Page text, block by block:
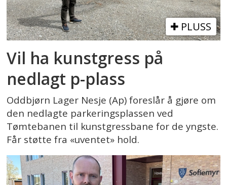
PLUSS
Vil ha kunstgress på
nedlagt p-plass
Oddbjørn Lager Nesje (Ap) foreslår å gjøre om
den nedlagte parkeringsplassen ved
Tømtebanen til kunstgressbane for de yngste.
Får støtte fra «uventet» hold.